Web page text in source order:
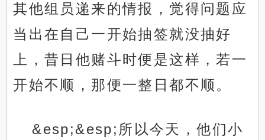
其他组员递来的情报，觉得问题应
当出在自己一开始抽签就没抽好
上，昔日他赌斗时便是这样，若一
开始不顺，那便一整日都不顺。
&esp;&esp;所以今天，他们小